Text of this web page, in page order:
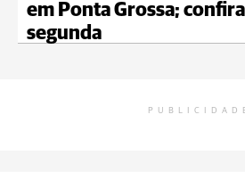
em Ponta Grossa;
segunda